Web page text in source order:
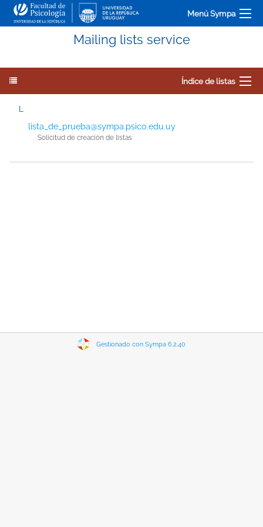
Menú Sympa
Mailing lists service
Índice de listas
L
lista_de_prueba@sympa.psico.edu.uy
Solicitud de creación de listas
Gestionado con Sympa 6.2.40